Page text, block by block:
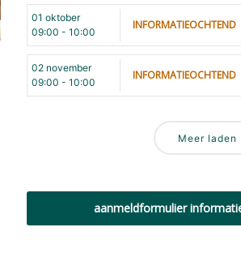
01 oktober
09:00 - 10:00
INFORMATIEOCHTEND
02 november
09:00 - 10:00
INFORMATIEOCHTEND
Meer laden
aanmeldformulier